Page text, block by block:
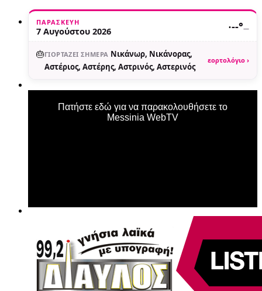
ΠΑΡΑΣΚΕΥΉ
7 Αυγούστου 2026 ·--°—
🎂ΓΙΟΡΤΆΖΕΙ ΣΉΜΕΡΑ Νικάνωρ, Νικάνορας,
Αστέριος, Αστέρης, Αστρινός, Αστερινός
εορτολόγιο ›
Πατήστε εδώ για να παρακολουθήσετε το
Messinia WebTV